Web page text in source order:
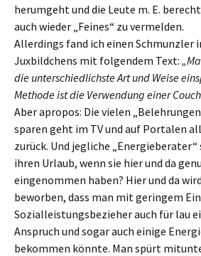
herumgeht und die Leute m. E.
auch wieder „Feines“ zu vermelden.
Allerdings fand ich einen Schmunzler
Juxbildchens mit folgendem Text:
die unterschiedlichste Art und Weise
Methode ist die Verwendung einer
Aber apropos: Die vielen
sparen geht im TV und auf Portalen
zurück. Und jegliche
ihren Urlaub, wenn sie hier und da
eingenommen haben? Hier und da
beworben, dass man mit geringem
Sozialleistungsbezieher auch für lau
Anspruch und sogar auch einige
bekommen könnte. Man spürt